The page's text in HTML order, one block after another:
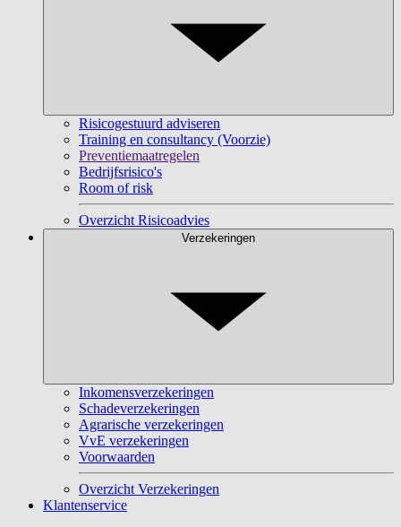
Risicogestuurd adviseren
Training en consultancy (Voorzie)
Preventiemaatregelen
Bedrijfsrisico's
Room of risk
Overzicht Risicoadvies
Verzekeringen
Inkomensverzekeringen
Schadeverzekeringen
Agrarische verzekeringen
VvE verzekeringen
Voorwaarden
Overzicht Verzekeringen
Klantenservice